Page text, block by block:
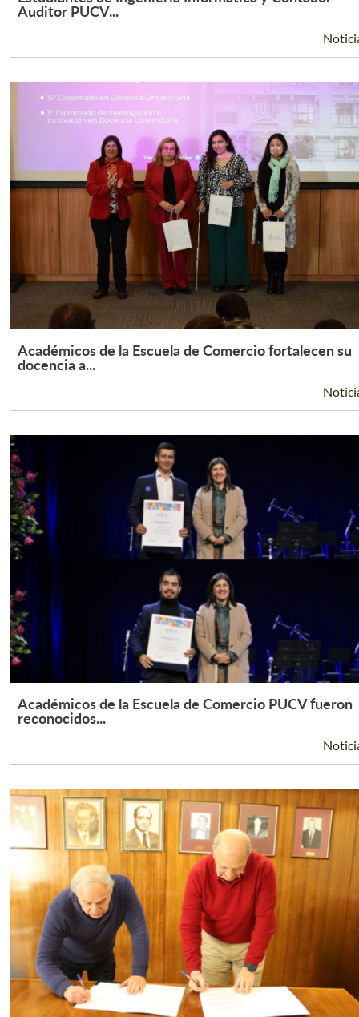
Leer Más +
Auditor PUCV...
Leer Más +
Académicos de la Escuela de Comercio fortalecen su
docencia a...
Leer Más +
Académicos de la Escuela de Comercio PUCV fueron
reconocidos...